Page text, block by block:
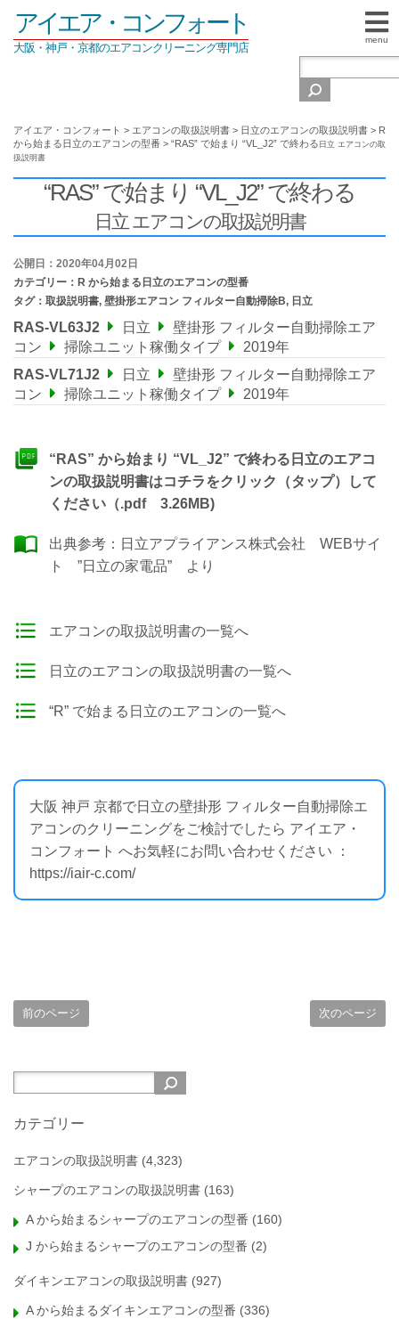
menu
アイエア・コンフォート
大阪・神戸・京都のエアコンクリーニング専門店
アイエア・コンフォート > エアコンの取扱説明書 > 日立のエアコンの取扱説明書 > R
から始まる日立のエアコンの型番 > “RAS” で始まり “VL_J2” で終わる 日立 エアコンの取
扱説明書
“RAS” で始まり “VL_J2” で終わる
日立 エアコンの取扱説明書
公開日：2020年04月02日
カテゴリー： R から始まる日立のエアコンの型番
タグ： 取扱説明書, 壁掛形エアコン フィルター自動掃除B, 日立
RAS-VL63J2 日立
壁掛形 フィルター自動掃除エア
コン
掃除ユニット稼働タイプ
2019年
RAS-VL71J2
日立
壁掛形 フィルター自動掃除エア
コン
掃除ユニット稼働タイプ 2019年
“RAS” から始まり “VL_J2” で終わる日立のエアコ
ンの取扱説明書はコチラをクリック（タップ）して
ください（.pdf 3.26MB)
出典参考： 日立アプライアンス株式会社 WEBサイ
ト ”日立の家電品” より
エアコンの取扱説明書の一覧へ
日立のエアコンの取扱説明書の一覧へ
“R” で始まる日立のエアコンの一覧へ
大阪 神戸 京都で日立の壁掛形 フィルター自動掃除エ
アコンのクリーニングをご検討でしたら アイエア・
コンフォート へお気軽にお問い合わせください ：
https://iair-c.com/
前のページ 次のページ
カテゴリー
エアコンの取扱説明書 (4,323)
シャープのエアコンの取扱説明書 (163)
A から始まるシャープのエアコンの型番 (160)
J から始まるシャープのエアコンの型番 (2)
ダイキンエアコンの取扱説明書 (927)
A から始まるダイキンエアコンの型番 (336)